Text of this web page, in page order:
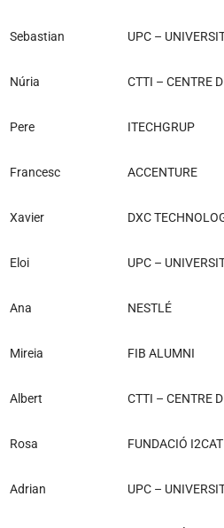
Sebastian UPC –
Núria CTTI – CENTRE
Pere ITECHGRUP
Francesc ACCENTURE
Xavier DXC
Eloi UPC –
Ana NESTLÉ
Mireia FIB ALUMNI
Albert CTTI – CENTRE
Rosa FUNDACIÓ I2CAT
Adrian UPC –